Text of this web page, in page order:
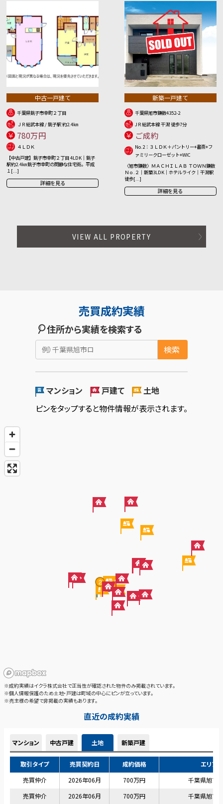
中古一戸建て
千葉県銚子市幸町２丁目
ＪＲ総武本線 / 銚子駅 約2.4㎞
780万円
４ＬＤＫ
【中古戸建】銚子市幸町２丁目 4LDK｜銚子
駅約2.4㎞ 銚子市幸町の閑静な住宅街。平成
１[...]
詳細を見る
新築一戸建て
千葉県旭市鎌数4352-2
JＲ総武本線 干潟 徒歩7分
ご成約
No.2：３ＬＤＫ＋パントリー+書斎+フ
ァミリークローゼット+WIC
〈旭市鎌数〉ＭＡＣＨＩＬＡＢ ＴＯＷＮ鎌数
Ｎｏ.２｜新築3LDK｜ホテルライク｜干潟駅
徒歩[...]
詳細を見る
VIEW ALL PROPERTY